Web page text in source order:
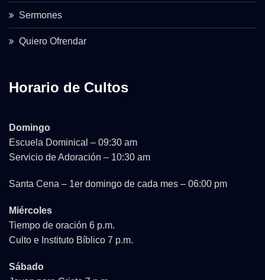
Sermones
Quiero Ofrendar
Horario de Cultos
Domingo
Escuela Dominical – 09:30 am
Servicio de Adoración – 10:30 am
Santa Cena – 1er domingo de cada mes – 06:00 pm
Miércoles
Tiempo de oración 6 p.m.
Culto e Instituto Bíblico 7 p.m.
Sábado